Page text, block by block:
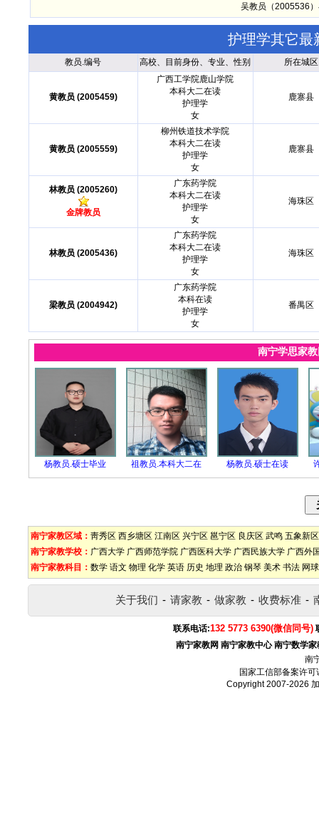
吴教员（2005536
护理学其它最
教员.编号 高校、目前身份、专业、性别 所在城区
黄教员 (2005459)
广西工学院鹿山学院
本科大二在读
护理学
女
鹿寨县
黄教员 (2005559)
柳州铁道技术学院
本科大二在读
护理学
女
鹿寨县
林教员 (2005260)
金牌教员
广东药学院
本科大二在读
护理学
女
海珠区
林教员 (2005436)
广东药学院
本科大二在读
护理学
女
海珠区
梁教员 (2004942)
广东药学院
本科在读
护理学
女
番禺区
南宁学思家
杨教员.硕士毕业 祖教员.本科大二在 杨教员.硕士在读
南宁家教区域： 靑秀区 西乡塘区 江南区 兴宁区 邕宁区 良庆区 武鸣 五象新区
南宁家教学校： 广西大学 广西师范学院 广西医科大学 广西民族大学 广西外
南宁家教科目： 数学 语文 物理 化学 英语 历史 地理 政治 钢琴 美术 书法 网球
关于我们 - 请家教 - 做家教 - 收费标准 -
联系电话:132 5773 6390(微信同号)
南宁家教网 南宁家教中心 南宁数学家
南
国家工信部备案许可
Copyright 2007-2026